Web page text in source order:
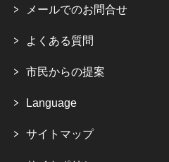
メールでのお問合せ
よくある質問
市民からの提案
Language
サイトマップ